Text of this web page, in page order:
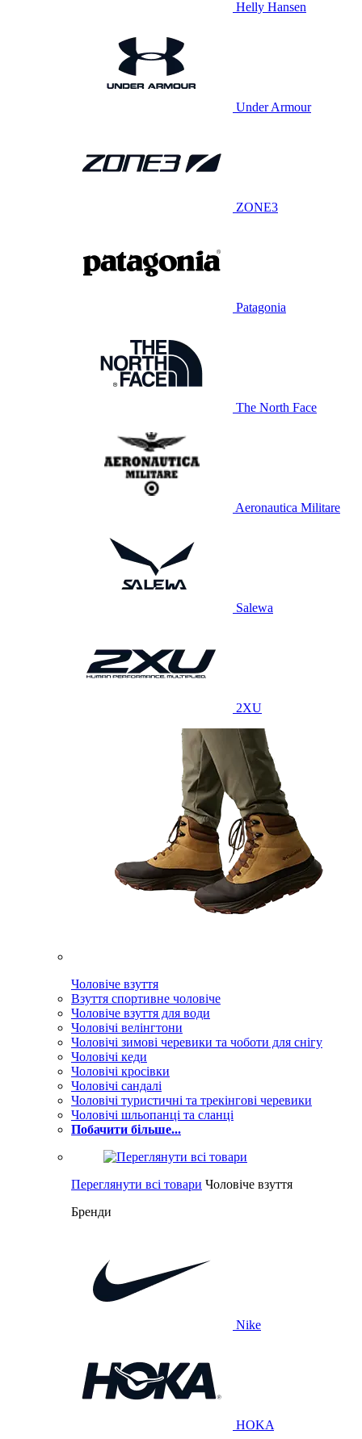
Helly Hansen
Under Armour
ZONE3
Patagonia
The North Face
Aeronautica Militare
Salewa
2XU
Чоловіче взуття
Взуття спортивне чоловіче
Чоловіче взуття для води
Чоловічі велінгтони
Чоловічі зимові черевики та чоботи для снігу
Чоловічі кеди
Чоловічі кросівки
Чоловічі сандалі
Чоловічі туристичні та трекінгові черевики
Чоловічі шльопанці та сланці
Побачити більше...
Переглянути всі товари Чоловіче взуття
Бренди
Nike
HOKA